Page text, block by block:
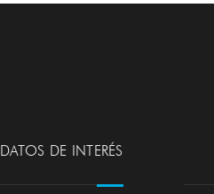
DATOS DE INTERÉS